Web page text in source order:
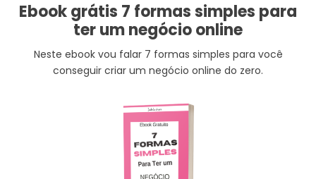
Ebook grátis 7 formas simples para
ter um negócio online
Neste ebook vou falar 7 formas simples para você
conseguir criar um negócio online do zero.